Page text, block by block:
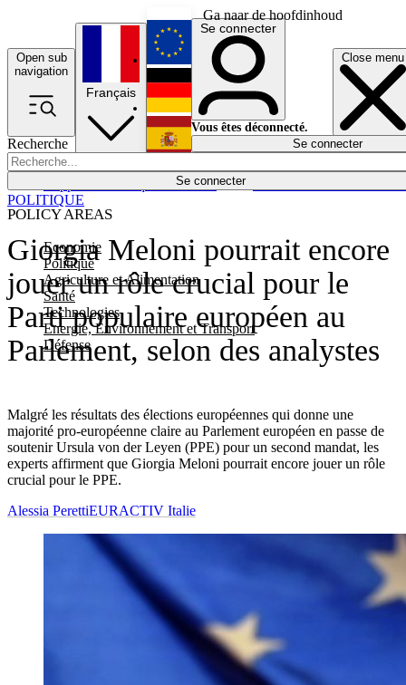
Ga naar de hoofdinhoud
Open sub
navigation
Close menu
Recherche
Se connecter
POLICY AREAS
Economie
Politique
Agriculture et Alimentation
Santé
Technologies
Energie, Environnement et Transport
Défense
Économie
Français
English
Deutsch
Español
Se connecter
Vous êtes déconnecté.
Se connecter
Giorgia Meloni pourrait encore
jouer un rôle crucial pour le
Parti populaire européen au
Parlement, selon des analystes
Malgré les résultats des élections européennes qui donne une
majorité pro-européenne claire au Parlement européen en passe de
soutenir Ursula von der Leyen (PPE) pour un second mandat, les
experts affirment que Giorgia Meloni pourrait encore jouer un rôle
crucial pour le PPE.
POLITIQUE
Alessia PerettiEURACTIV Italie